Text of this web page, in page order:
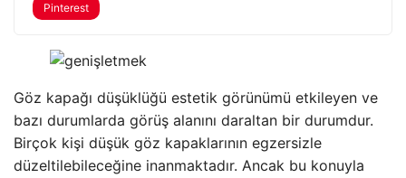
Pinterest
Göz kapağı düşüklüğü estetik görünümü etkileyen ve
bazı durumlarda görüş alanını daraltan bir durumdur.
Birçok kişi düşük göz kapaklarının egzersizle
düzeltilebileceğine inanmaktadır. Ancak bu konuyla